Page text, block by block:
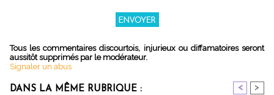
Tous les commentaires discourtois, injurieux ou diffamatoires seront
aussitôt supprimés par le modérateur.
Signaler un abus
DANS LA MÊME RUBRIQUE : < >